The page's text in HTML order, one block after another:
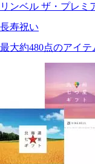
リンベル ザ・プレミ
長寿祝い
最大約480点のアイ